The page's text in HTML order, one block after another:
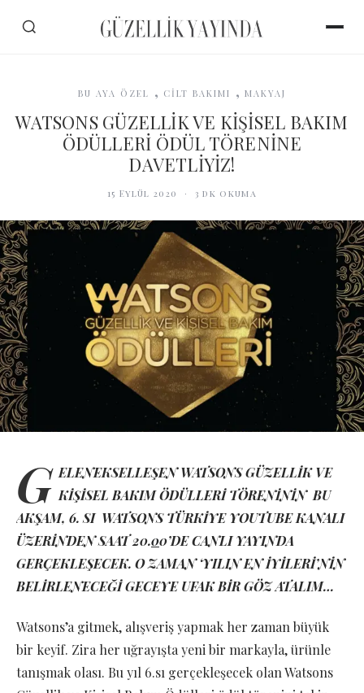
BU AYA ÖZEL , CİLT BAKIMI , MAKYAJ
WATSONS GÜZELLİK VE KİŞİSEL BAKIM
ÖDÜLLERİ ÖDÜL TÖRENİNE
DAVETLİYİZ!
15 Eylül 2020 · 3 dk okuma
G ELENEKSELLEŞEN WATSONS GÜZELLİK VE
KİŞİSEL BAKIM ÖDÜLLERİ TÖRENİNİN BU
AKŞAM, 6. SI WATSONS TÜRKİYE YOUTUBE KANALI
ÜZERİNDEN SAAT 20.00’DE CANLI YAYINDA
GERÇEKLEŞECEK. O ZAMAN ‘YILIN EN İYİLERİ’NİN
BELİRLENECEĞİ GECEYE UFAK BİR GÖZ ATALIM…
Watsons’a gitmek, alışveriş yapmak her zaman büyük
bir keyif. Zira her uğrayışta yeni bir markayla, ürünle
tanışmak olası. Bu yıl 6.sı gerçekleşecek olan Watsons